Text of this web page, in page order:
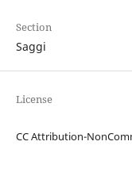
Section
Saggi
License
CC Attribution-